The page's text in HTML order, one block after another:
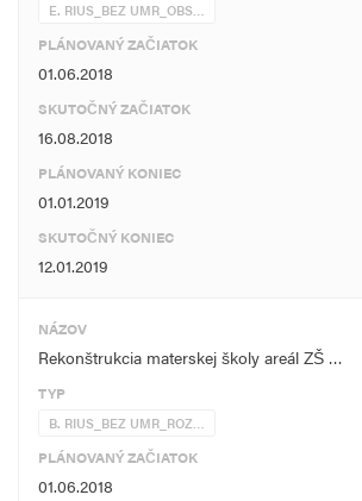
E. RIUS_BEZ UMR_OBS…
PLÁNOVANÝ ZAČIATOK
01.06.2018
SKUTOČNÝ ZAČIATOK
16.08.2018
PLÁNOVANÝ KONIEC
01.01.2019
SKUTOČNÝ KONIEC
12.01.2019
NÁZOV
Rekonštrukcia materskej školy areál ZŠ …
TYP
B. RIUS_BEZ UMR_ROZ…
PLÁNOVANÝ ZAČIATOK
01.06.2018